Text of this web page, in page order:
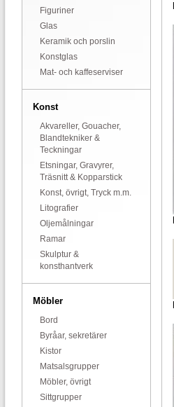
Figuriner
Glas
Keramik och porslin
Konstglas
Mat- och kaffeserviser
Konst
Akvareller, Gouacher,
Blandtekniker &
Teckningar
Etsningar, Gravyrer,
Träsnitt & Kopparstick
Konst, övrigt, Tryck m.m.
Litografier
Oljemålningar
Ramar
Skulptur &
konsthantverk
Möbler
Bord
Byråar, sekretärer
Kistor
Matsalsgrupper
Möbler, övrigt
Sittgrupper